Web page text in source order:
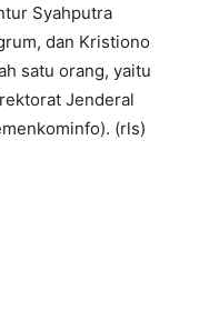
Syahputra
dan Kristiono
satu orang, yaitu
Jenderal
(rls)